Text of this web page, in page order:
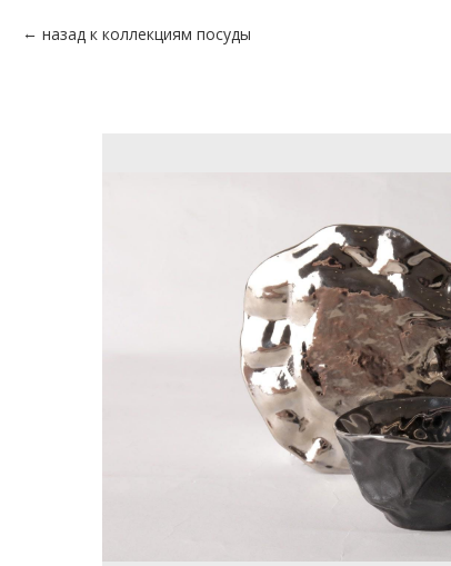
назад к коллекциям посуды